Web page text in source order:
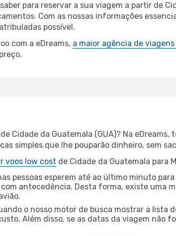
para reservar a sua viagem a partir de
Com as nossas informações
possível.
com a eDreams, a maior agência de viagens
Cidade da Guatemala (GUA)? Na
simples que lhe pouparão dinheiro, sem
voos low cost de Cidade da Guatemala para
pessoas esperem até ao último minuto
antecedência. Desta forma, existe uma
o nosso motor de busca mostrar a lista
Além disso, se as datas da viagem não